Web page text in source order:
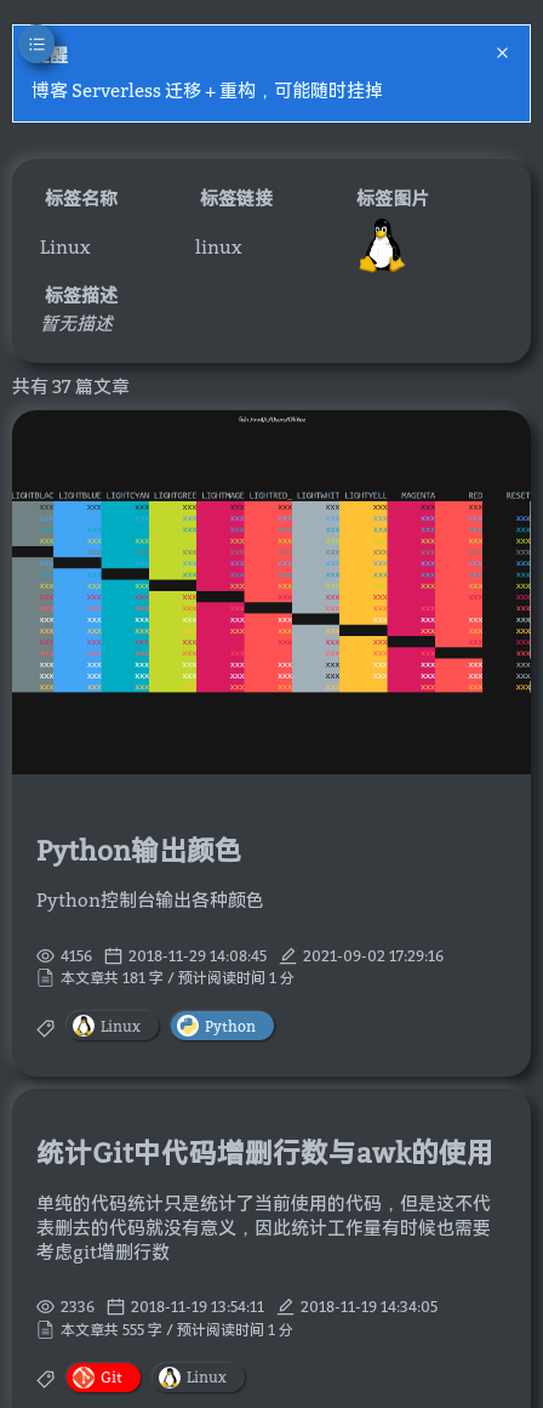
提醒
博客 Serverless 迁移 + 重构，可能随时挂掉
标签名称 标签链接 标签图片
Linux linux
标签描述
暂无描述
共有 37 篇文章
Python输出颜色
Python控制台输出各种颜色
4156 2018-11-29 14:08:45
2021-09-02 17:29:16
本文章共 181 字 / 预计阅读时间 1 分
Linux Python
统计Git中代码增删行数与awk的使用
单纯的代码统计只是统计了当前使用的代码，但是这不代
表删去的代码就没有意义，因此统计工作量有时候也需要
考虑git增删行数
2336 2018-11-19 13:54:11
2018-11-19 14:34:05
本文章共 555 字 / 预计阅读时间 1 分
Git Linux